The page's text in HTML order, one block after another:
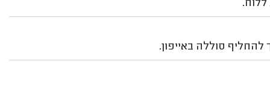
להחליף סוללה באייפון.